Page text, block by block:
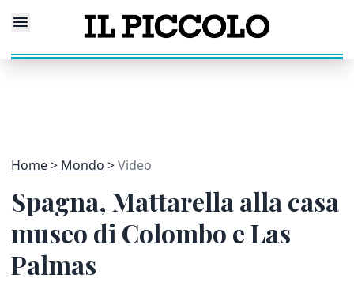
Home Mondo Video
Spagna, Mattarella alla casa
museo di Colombo e Las
Palmas